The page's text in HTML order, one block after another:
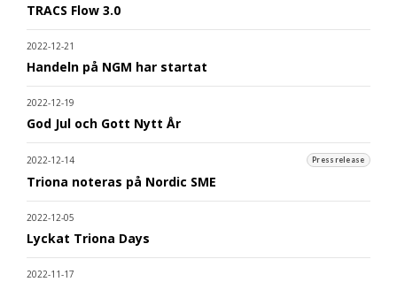
TRACS Flow 3.0
2022-12-21
Handeln på NGM har startat
2022-12-19
God Jul och Gott Nytt År
2022-12-14 Pressrelease
Triona noteras på Nordic SME
2022-12-05
Lyckat Triona Days
2022-11-17